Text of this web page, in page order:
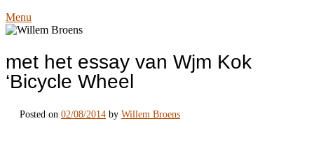
Menu
met het essay van Wjm Kok
‘Bicycle Wheel
Posted on 02/08/2014 by Willem Broens